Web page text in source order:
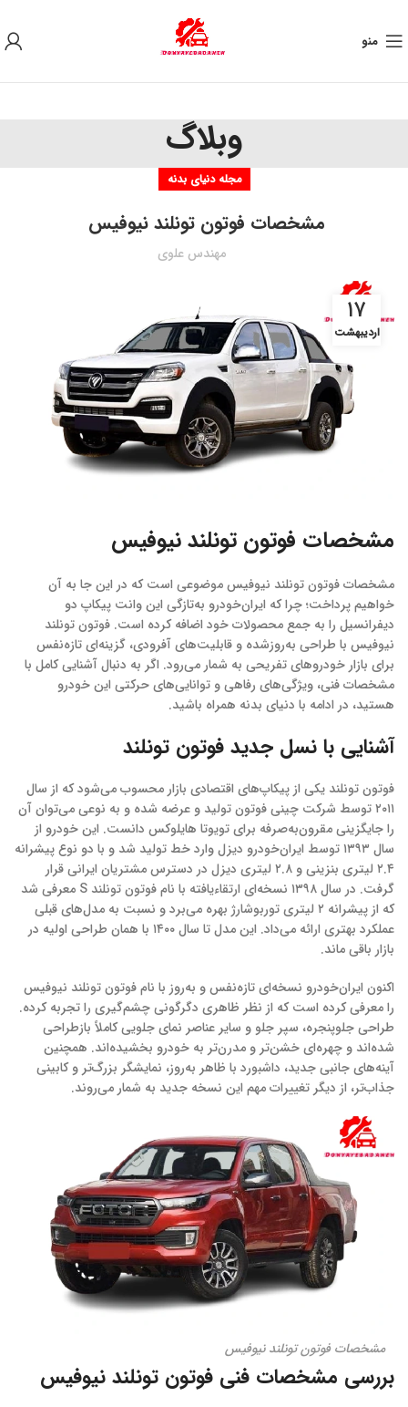
منو
وبلاگ
مجله دنیای بدنه
مشخصات فوتون تونلند نیوفیس
مهندس علوی
۱۷
اردیبهشت
مشخصات فوتون تونلند نیوفیس
مشخصات فوتون تونلند نیوفیس موضوعی است که در این جا به آن
خواهیم پرداخت؛ چرا که ایران‌خودرو به‌تازگی این وانت پیکاپ دو
دیفرانسیل را به جمع محصولات خود اضافه کرده است. فوتون تونلند
نیوفیس با طراحی به‌روزشده و قابلیت‌های آفرودی، گزینه‌ای تازه‌نفس
برای بازار خودروهای تفریحی به شمار می‌رود. اگر به دنبال آشنایی کامل با
مشخصات فنی، ویژگی‌های رفاهی و توانایی‌های حرکتی این خودرو
هستید، در ادامه با دنیای بدنه همراه باشید.
آشنایی با نسل جدید فوتون تونلند
فوتون تونلند یکی از پیکاپ‌های اقتصادی بازار محسوب می‌شود که از سال
۲۰۱۱ توسط شرکت چینی فوتون تولید و عرضه شده و به نوعی می‌توان آن
را جایگزینی مقرون‌به‌صرفه برای تویوتا هایلوکس دانست. این خودرو از
سال ۱۳۹۳ توسط ایران‌خودرو دیزل وارد خط تولید شد و با دو نوع پیشرانه
۲.۴ لیتری بنزینی و ۲.۸ لیتری دیزل در دسترس مشتریان ایرانی قرار
گرفت. در سال ۱۳۹۸ نسخه‌ای ارتقاءیافته با نام فوتون تونلند S معرفی شد
که از پیشرانه ۲ لیتری توربوشارژ بهره می‌برد و نسبت به مدل‌های قبلی
عملکرد بهتری ارائه می‌داد. این مدل تا سال ۱۴۰۰ با همان طراحی اولیه در
بازار باقی ماند.
اکنون ایران‌خودرو نسخه‌ای تازه‌نفس و به‌روز با نام فوتون تونلند نیوفیس
را معرفی کرده است که از نظر ظاهری دگرگونی چشم‌گیری را تجربه کرده.
طراحی جلوپنجره، سپر جلو و سایر عناصر نمای جلویی کاملاً بازطراحی
شده‌اند و چهره‌ای خشن‌تر و مدرن‌تر به خودرو بخشیده‌اند. همچنین
آینه‌های جانبی جدید، داشبورد با ظاهر به‌روز، نمایشگر بزرگ‌تر و کابینی
جذاب‌تر، از دیگر تغییرات مهم این نسخه جدید به شمار می‌روند.
مشخصات فوتون تونلند نیوفیس
بررسی مشخصات فنی فوتون تونلند نیوفیس
به علت نوسان ارز ، لطفا قبل از خرید تماس بگیرید.